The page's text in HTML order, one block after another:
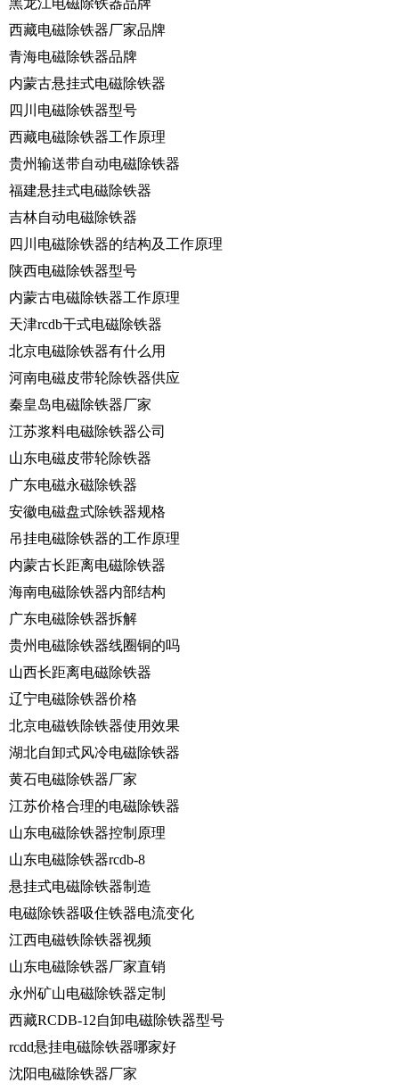
西藏电磁除铁器厂家品牌
青海电磁除铁器品牌
内蒙古悬挂式电磁除铁器
四川电磁除铁器型号
西藏电磁除铁器工作原理
贵州输送带自动电磁除铁器
福建悬挂式电磁除铁器
吉林自动电磁除铁器
四川电磁除铁器的结构及工作原理
陕西电磁除铁器型号
内蒙古电磁除铁器工作原理
天津rcdb干式电磁除铁器
北京电磁除铁器有什么用
河南电磁皮带轮除铁器供应
秦皇岛电磁除铁器厂家
江苏浆料电磁除铁器公司
山东电磁皮带轮除铁器
广东电磁永磁除铁器
安徽电磁盘式除铁器规格
吊挂电磁除铁器的工作原理
内蒙古长距离电磁除铁器
海南电磁除铁器内部结构
广东电磁除铁器拆解
贵州电磁除铁器线圈铜的吗
山西长距离电磁除铁器
辽宁电磁除铁器价格
北京电磁铁除铁器使用效果
湖北自卸式风冷电磁除铁器
黄石电磁除铁器厂家
江苏价格合理的电磁除铁器
山东电磁除铁器控制原理
山东电磁除铁器rcdb-8
悬挂式电磁除铁器制造
电磁除铁器吸住铁器电流变化
江西电磁铁除铁器视频
山东电磁除铁器厂家直销
永州矿山电磁除铁器定制
西藏RCDB-12自卸电磁除铁器型号
rcdd悬挂电磁除铁器哪家好
沈阳电磁除铁器厂家